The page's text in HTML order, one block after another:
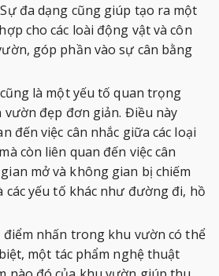
đa dạng cũng giúp tạo ra một
cho các loài động vật và côn
góp phần vào sự cân bằng
là một yếu tố quan trọng
đẹp đơn giản. Điều này
đến việc cân nhắc giữa các loại
còn liên quan đến việc cân
mở và không gian bị chiếm
các yếu tố khác như đường đi, hồ
điểm nhấn trong khu vườn có thể
một tác phẩm nghệ thuật